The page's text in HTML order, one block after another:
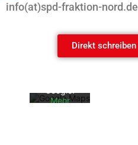
info(at)spd-fraktion-nord.de
Direkt schreiben
Mit dem
Karte
akzeptiere
n Sie die
Datenschu
Mehr